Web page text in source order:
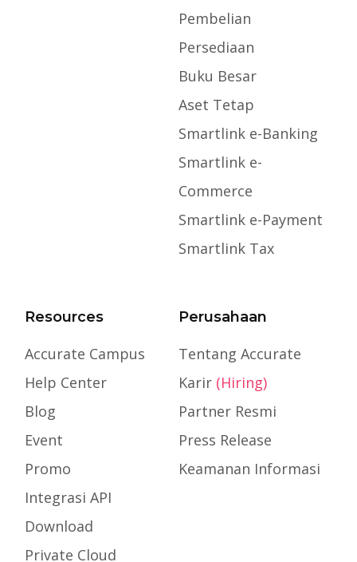
Pembelian
Persediaan
Buku Besar
Aset Tetap
Smartlink e-Banking
Smartlink e-
Commerce
Smartlink e-Payment
Smartlink Tax
Resources
Accurate Campus
Help Center
Blog
Event
Promo
Integrasi API
Download
Private Cloud
Perusahaan
Tentang Accurate
Karir (Hiring)
Partner Resmi
Press Release
Keamanan Informasi